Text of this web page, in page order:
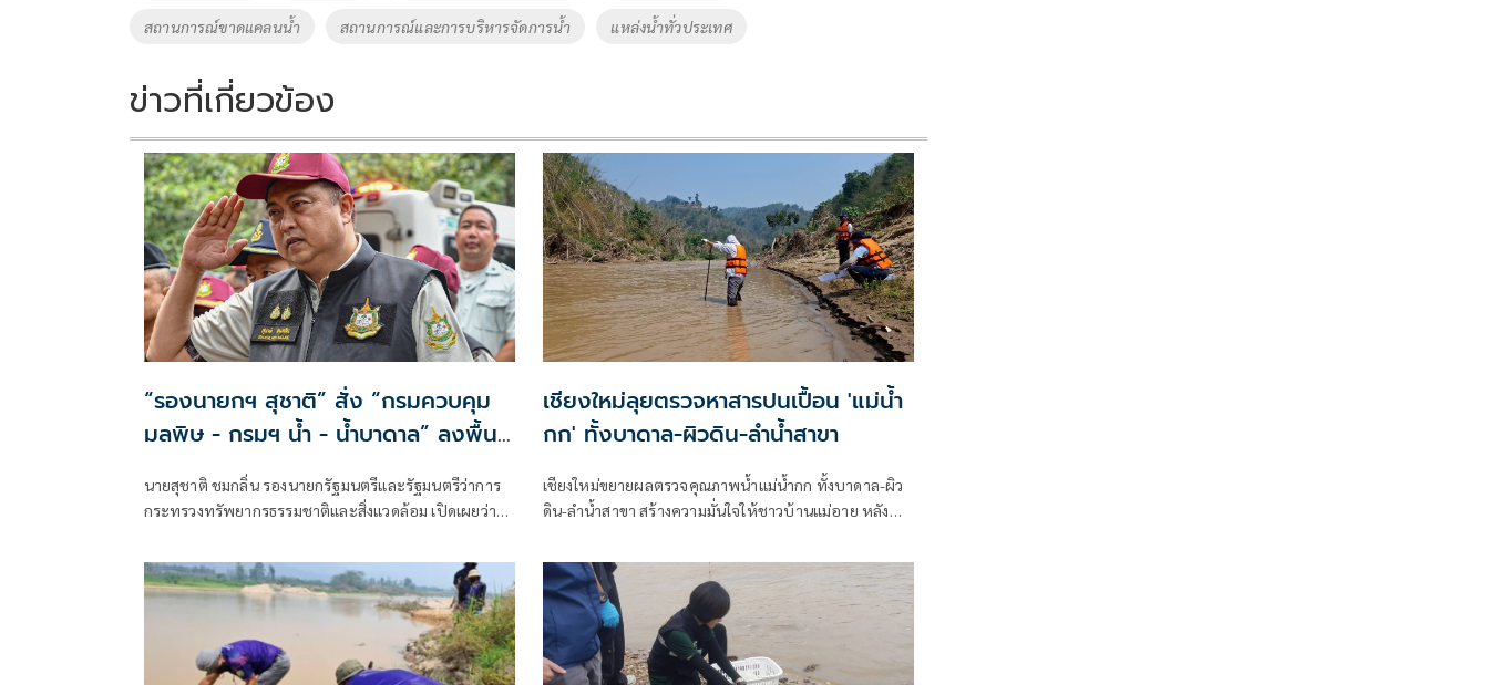
k k
สถานการณ์ขาดแคลนน้ำ สถานการณ์และการบริหารจัดการน้ำ แหล่งน้ำทั่วประเทศ
ข่าวที่เกี่ยวข้อง
“รองนายกฯ สุชาติ” สั่ง “กรมควบคุม
มลพิษ - กรมฯ น้ำ - น้ำบาดาล” ลงพื้นที่
สบเมย เร่งตรวจสอบคุณภาพน้ำ พร้อม
หาแหล่งน้ำใช้ทดแทนให้ชุมชนริมแม่น้ำ
นายสุชาติ ชมกลิ่น รองนายกรัฐมนตรีและรัฐมนตรีว่าการ
กระทรวงทรัพยากรธรรมชาติและสิ่งแวดล้อม เปิดเผยว่า
เชียงใหม่ลุยตรวจหาสารปนเปื้อน 'แม่น้ำ
กก' ทั้งบาดาล-ผิวดิน-ลำน้ำสาขา
เชียงใหม่ขยายผลตรวจคุณภาพน้ำแม่น้ำกก ทั้งบาดาล-ผิว
ดิน-ลำน้ำสาขา สร้างความมั่นใจให้ชาวบ้านแม่อาย หลัง